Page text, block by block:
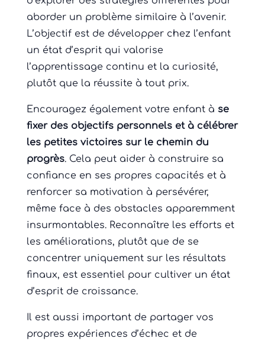
aborder un problème similaire à l’avenir.
L’objectif est de développer chez l’enfant
un état d’esprit qui valorise
l’apprentissage continu et la curiosité,
plutôt que la réussite à tout prix.
Encouragez également votre enfant à se
fixer des objectifs personnels et à célébrer
les petites victoires sur le chemin du
progrès. Cela peut aider à construire sa
confiance en ses propres capacités et à
renforcer sa motivation à persévérer,
même face à des obstacles apparemment
insurmontables. Reconnaître les efforts et
les améliorations, plutôt que de se
concentrer uniquement sur les résultats
finaux, est essentiel pour cultiver un état
d’esprit de croissance.
Il est aussi important de partager vos
propres expériences d’échec et de